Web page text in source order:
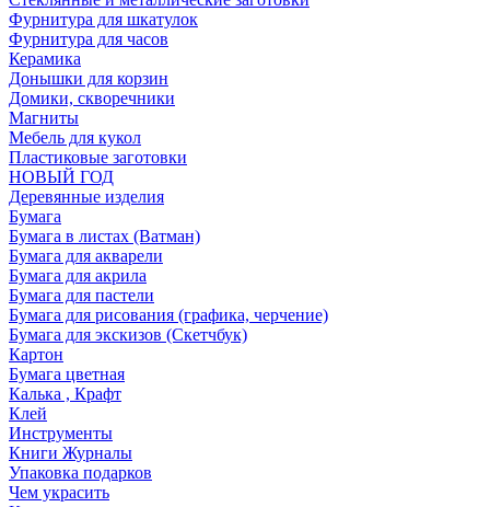
Фурнитура для шкатулок
Фурнитура для часов
Керамика
Донышки для корзин
Домики, скворечники
Магниты
Мебель для кукол
Пластиковые заготовки
НОВЫЙ ГОД
Деревянные изделия
Бумага
Бумага в листах (Ватман)
Бумага для акварели
Бумага для акрила
Бумага для пастели
Бумага для рисования (графика, черчение)
Бумага для экскизов (Скетчбук)
Картон
Бумага цветная
Калька , Крафт
Клей
Инструменты
Книги Журналы
Упаковка подарков
Чем украсить